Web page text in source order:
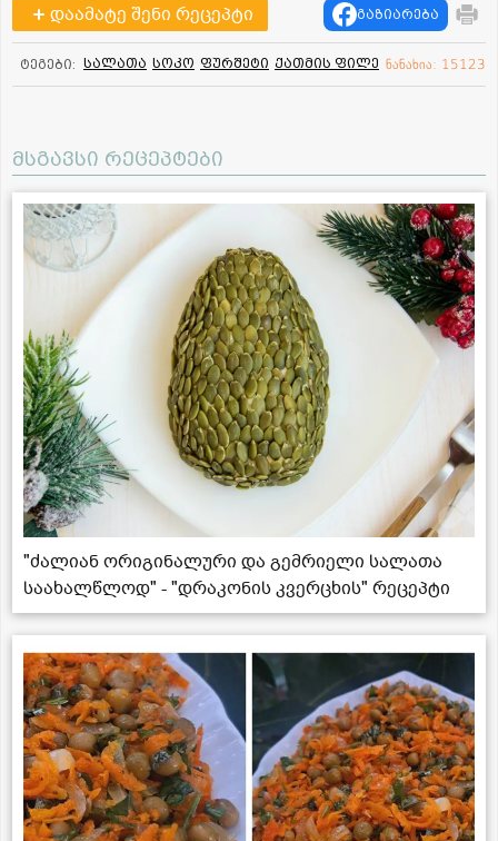
დაამატე შენი რეცეპტი გაზიარება
ტეგები: სალათა სოკო ფურშეტი ქათმის ფილე ნანახია: 15123
მსგავსი რეცეპტები
"ძალიან ორიგინალური და გემრიელი სალათა
საახალწლოდ" - "დრაკონის კვერცხის" რეცეპტი